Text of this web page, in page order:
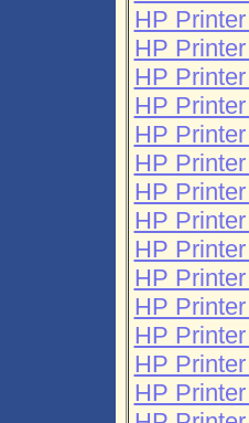
HP
HP
HP
HP
HP
HP
HP
HP
HP
HP
HP
HP
HP
HP